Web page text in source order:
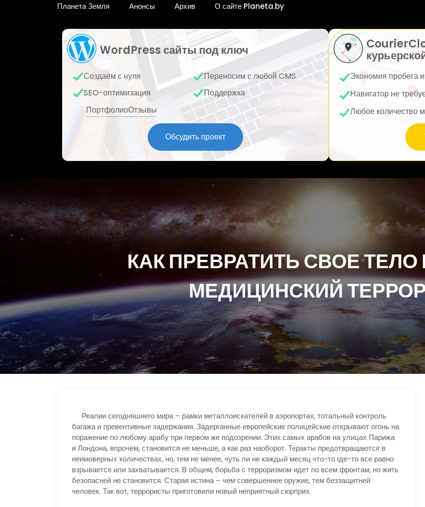
Планета Земля Анонсы Архив О сайте Planeta.by
WordPress сайты под ключ
Создаём с нуля
Переносим с любой CMS
SEO-оптимизация
Поддержка
ПортфолиоОтзывы
Обсудить проект
Экономия пробега
Навигатор не
Любое количество
КАК ПРЕВРАТИТЬ СВОЕ
МЕДИЦИНСКИЙ
Реалии сегодняшнего мира – рамки металлоискателей в аэропортах, тотальный контроль
багажа и превентивные задержания. Задерганные европейские полицейские открывают огонь на
поражение по любому арабу при первом же подозрении. Этих самых арабов на улицах Парижа
и Лондона, впрочем, становится не меньше, а как раз наоборот. Теракты предотвращаются в
неимоверных количествах, но, тем не менее, чуть ли не каждый месяц что-то где-то все равно
взрывается или захватывается. В общем, борьба с терроризмом идет по всем фронтам, но жить
безопасней не становится. Старая истина – чем совершеннее оружие, тем беззащитней
человек. Так вот, террористы приготовили новый неприятный сюрприз.